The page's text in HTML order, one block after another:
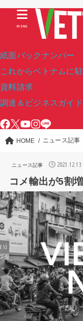
紙面バックナンバー
これからベトナムに
資料請求
調達＆ビジネスガイ
MENU
HOME ニュース記事
ニュース記事 2023.12.13
コメ輸出が5割増